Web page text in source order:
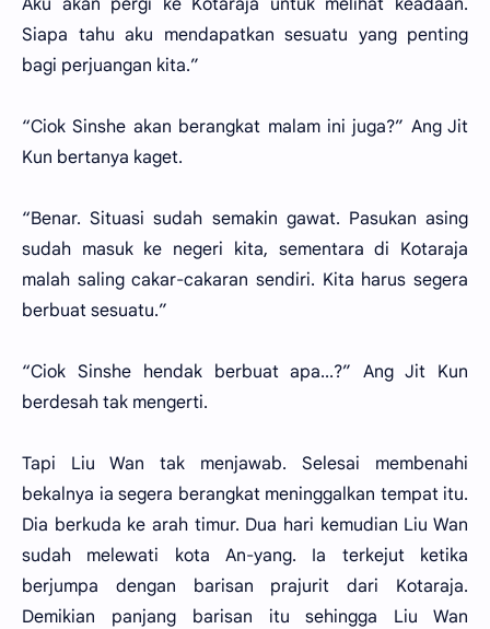
Siapa tahu aku mendapatkan sesuatu yang penting
bagi perjuangan kita.”
“Ciok Sinshe akan berangkat malam ini juga?” Ang Jit
Kun bertanya kaget.
“Benar. Situasi sudah semakin gawat. Pasukan asing
sudah masuk ke negeri kita, sementara di Kotaraja
malah saling cakar-cakaran sendiri. Kita harus segera
berbuat sesuatu.”
“Ciok Sinshe hendak berbuat apa...?” Ang Jit Kun
berdesah tak mengerti.
Tapi Liu Wan tak menjawab. Selesai membenahi
bekalnya ia segera berangkat meninggalkan tempat itu.
Dia berkuda ke arah timur. Dua hari kemudian Liu Wan
sudah melewati kota An-yang. Ia terkejut ketika
berjumpa dengan barisan prajurit dari Kotaraja.
Demikian panjang barisan itu sehingga Liu Wan